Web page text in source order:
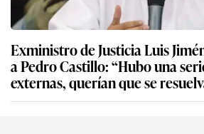
Exministro de Justicia Luis
a Pedro Castillo: “Hubo una
externas, querían que se